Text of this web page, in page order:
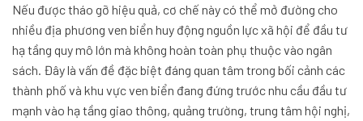
Nếu được tháo gỡ hiệu quả, cơ chế này có thể mở đường cho
nhiều địa phương ven biển huy động nguồn lực xã hội để đầu tư
hạ tầng quy mô lớn mà không hoàn toàn phụ thuộc vào ngân
sách. Đây là vấn đề đặc biệt đáng quan tâm trong bối cảnh các
thành phố và khu vực ven biển đang đứng trước nhu cầu đầu tư
mạnh vào hạ tầng giao thông, quảng trường, trung tâm hội nghị,